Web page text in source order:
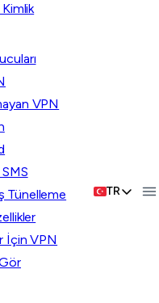
VPN
Tünelleme
İçin VPN
TR